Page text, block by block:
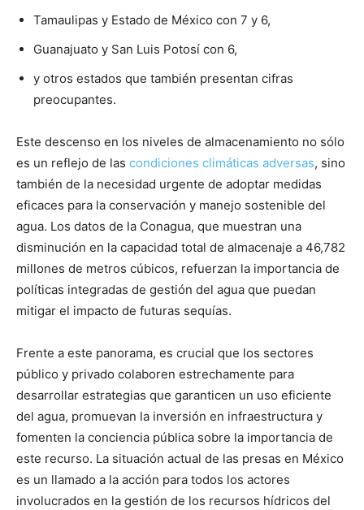
Tamaulipas y Estado de México con 7 y 6,
Guanajuato y San Luis Potosí con 6,
y otros estados que también presentan cifras
preocupantes.
Este descenso en los niveles de almacenamiento no sólo
es un reflejo de las condiciones climáticas adversas, sino
también de la necesidad urgente de adoptar medidas
eficaces para la conservación y manejo sostenible del
agua. Los datos de la Conagua, que muestran una
disminución en la capacidad total de almacenaje a 46,782
millones de metros cúbicos, refuerzan la importancia de
políticas integradas de gestión del agua que puedan
mitigar el impacto de futuras sequías.
Frente a este panorama, es crucial que los sectores
público y privado colaboren estrechamente para
desarrollar estrategias que garanticen un uso eficiente
del agua, promuevan la inversión en infraestructura y
fomenten la conciencia pública sobre la importancia de
este recurso. La situación actual de las presas en México
es un llamado a la acción para todos los actores
involucrados en la gestión de los recursos hídricos del